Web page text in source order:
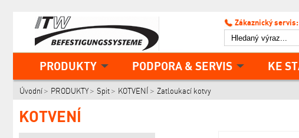
PRODUKTY PODPORA & SERVIS KE
Zákaznický
Úvodní PRODUKTY Spit KOTVENÍ Zatloukací kotvy
KOTVENÍ